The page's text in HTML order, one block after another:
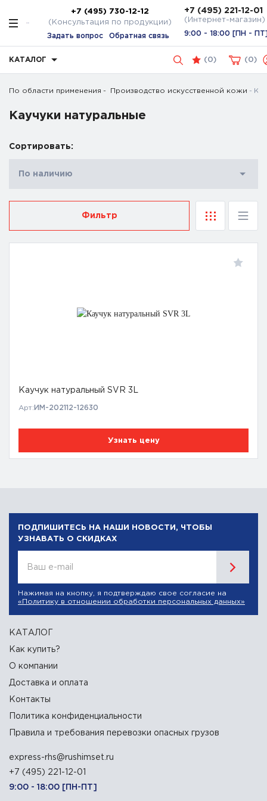
+7 (495) 730-12-12
(Консультация по продукции)
Задать вопрос Обратная связь
+7 (495) 221-12-01
(Интернет-магазин)
9:00 - 18:00 [ПН -
КАТАЛОГ (0) 0
По области применения Производство искусственной кожи
Каучуки натуральные
Сортировать:
По наличию
Фильтр
Каучук натуральный SVR 3L
Арт: ИМ-202112-12630
Узнать цену
ПОДПИШИТЕСЬ НА НАШИ НОВОСТИ, ЧТОБЫ
УЗНАВАТЬ О СКИДКАХ
Ваш e-mail
Нажимая на кнопку, я подтверждаю свое согласие на
«Политику в отношении обработки персональных данных»
КАТАЛОГ
Как купить?
О компании
Доставка и оплата
Контакты
Политика конфиденциальности
Правила и требования перевозки опасных грузов
express-rhs@rushimset.ru
+7 (495) 221-12-01
9:00 - 18:00 [ПН-ПТ]